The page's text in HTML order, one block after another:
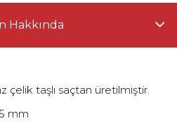
Hakkında
çelik taşlı saçtan üretilmiştir.
mm